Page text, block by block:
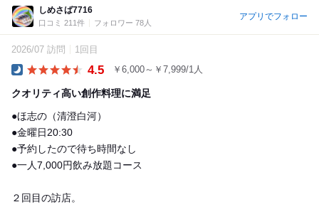
しめさば7716
口コミ 211件 フォロワー 78人
アプリでフォロー
2026/07 訪問 1回目
4.5 ￥6,000～￥7,999/1人
クオリティ高い創作料理に満足
●ほ志の（清澄白河）
●金曜日20:30
●予約したので待ち時間なし
●一人7,000円飲み放題コース
２回目の訪店。